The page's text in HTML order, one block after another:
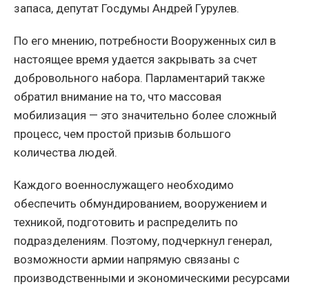
запаса, депутат Госдумы Андрей Гурулев.
По его мнению, потребности Вооруженных сил в
настоящее время удается закрывать за счет
добровольного набора. Парламентарий также
обратил внимание на то, что массовая
мобилизация — это значительно более сложный
процесс, чем простой призыв большого
количества людей.
Каждого военнослужащего необходимо
обеспечить обмундированием, вооружением и
техникой, подготовить и распределить по
подразделениям. Поэтому, подчеркнул генерал,
возможности армии напрямую связаны с
производственными и экономическими ресурсами